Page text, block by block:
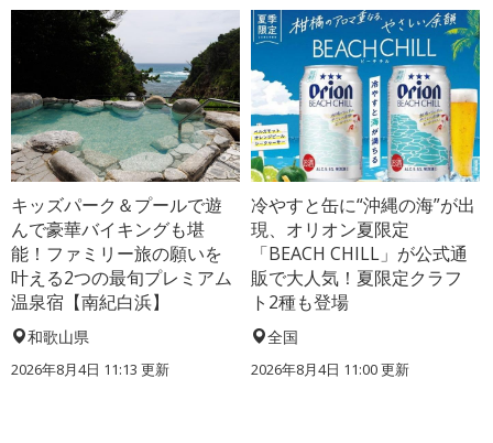
キッズパーク＆プールで遊
んで豪華バイキングも堪
能！ファミリー旅の願いを
叶える2つの最旬プレミアム
温泉宿【南紀白浜】
和歌山県
2026年8月4日 11:13 更新
冷やすと缶に“沖縄の海”が出
現、オリオン夏限定
「BEACH CHILL」が公式通
販で大人気！夏限定クラフ
ト2種も登場
全国
2026年8月4日 11:00更新